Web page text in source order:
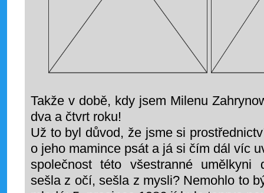
Takže v době, kdy jsem Milenu
dva a čtvrt roku!
Už to byl důvod, že jsme si
o jeho mamince psát a já si čím dál víc
společnost této všestranné
sešla z očí, sešla z mysli? Nemohlo to